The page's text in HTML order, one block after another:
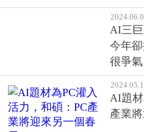
AI三巨
今年
很爭
AI題
產業